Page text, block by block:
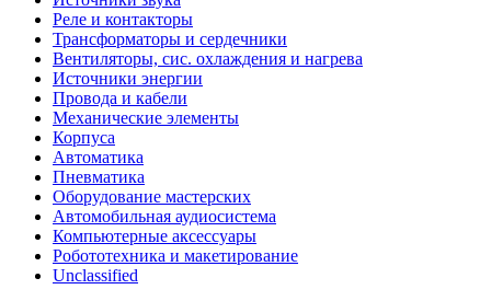
Реле и контакторы
Трансформаторы и сердечники
Вентиляторы, сис. охлаждения и нагрева
Источники энергии
Провода и кабели
Механические элементы
Корпуса
Автоматика
Пневматика
Оборудование мастерских
Автомобильная аудиосистема
Компьютерные аксессуары
Робототехника и макетирование
Unclassified